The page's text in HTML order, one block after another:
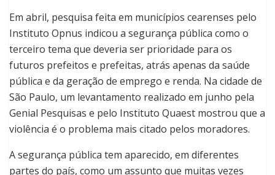
Em abril, pesquisa feita em municípios cearenses pelo
Instituto Opnus indicou a segurança pública como o
terceiro tema que deveria ser prioridade para os
futuros prefeitos e prefeitas, atrás apenas da saúde
pública e da geração de emprego e renda. Na cidade de
São Paulo, um levantamento realizado em junho pela
Genial Pesquisas e pelo Instituto Quaest mostrou que a
violência é o problema mais citado pelos moradores.
A segurança pública tem aparecido, em diferentes
partes do país, como um assunto que muitas vezes